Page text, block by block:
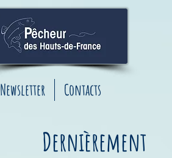
Newsletter Contacts
Dernièrement